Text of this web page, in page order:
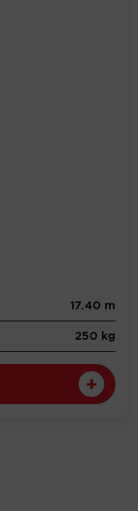
17.40 m
250 kg